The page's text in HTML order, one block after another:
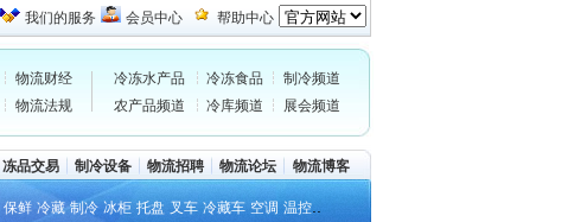
我们的服务 会员中心 帮助中心
物流财经
物流法规
冷冻水产品 冷冻食品
制冷频道
农产品频道
冷库频道 展会频道
冻品交易 制冷设备 物流招聘 物流论坛 物流博客
保鲜 冷藏 制冷 冰柜 托盘 叉车 冷藏车 空调 温控